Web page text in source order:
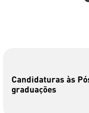
Candidaturas às
graduações